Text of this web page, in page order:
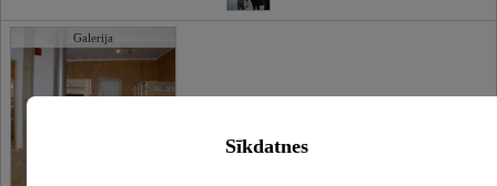
Galerija
Sīkdatnes